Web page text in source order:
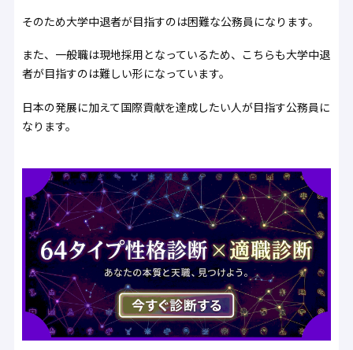
そのため大学中退者が目指すのは困難な公務員になります。
また、一般職は現地採用となっているため、こちらも大学中退
者が目指すのは難しい形になっています。
日本の発展に加えて国際貢献を達成したい人が目指す公務員に
なります。